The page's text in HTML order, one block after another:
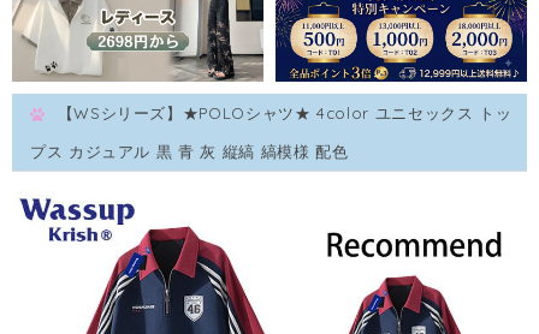
【WSシリーズ】★POLOシャツ★ 4color ユニセックス トッ
プス カジュアル 黒 青 灰 縦縞 縞模様 配色